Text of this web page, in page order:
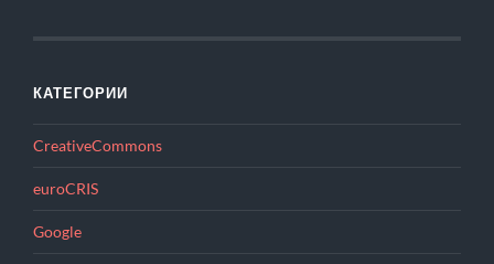
КАТЕГОРИИ
CreativeCommons
euroCRIS
Google